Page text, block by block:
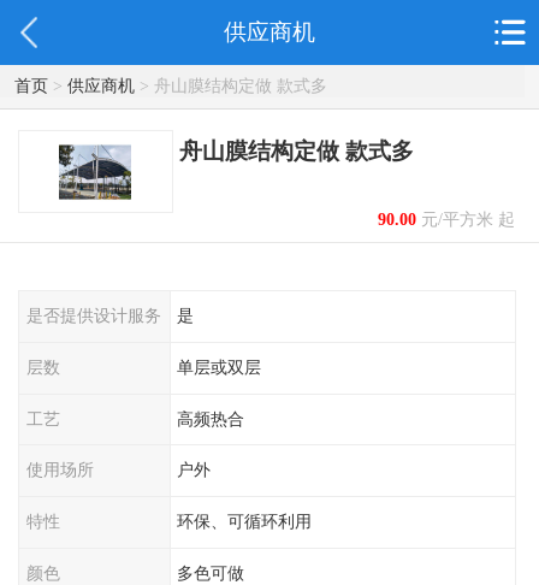
供应商机
首页> 供应商机> 舟山膜结构定做 款式多
舟山膜结构定做 款式多
90.00元/平方米 起
是否提供设计服务 是
层数 单层或双层
工艺 高频热合
使用场所 户外
特性 环保、可循环利用
颜色 多色可做